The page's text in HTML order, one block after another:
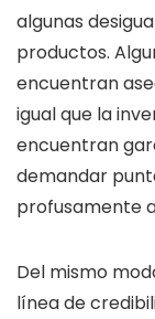
algunas
productos.
encuentran
igual que la
encuentran
demandar
profusamente
Del mismo
línea de